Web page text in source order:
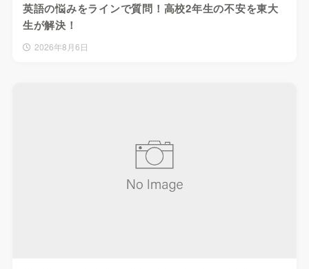
英語の悩みをラインで質問！高校2年生の不安を東大
生が解決！
2026年8月6日